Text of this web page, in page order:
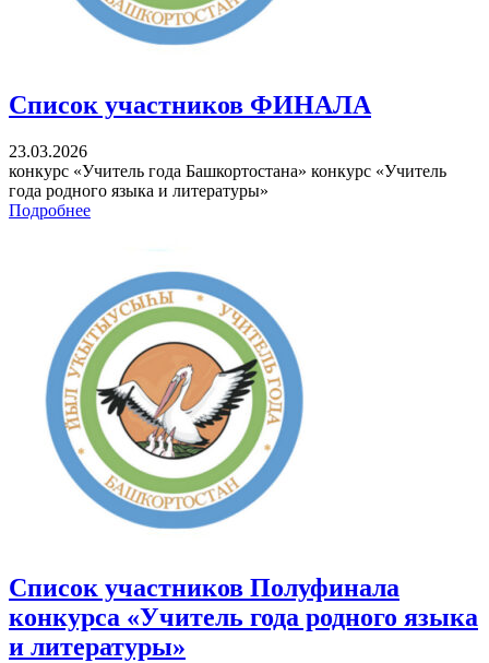
Список участников ФИНАЛА
23.03.2026
конкурс «Учитель года Башкортостана» конкурс «Учитель
года родного языка и литературы»
Подробнее
Список участников Полуфинала
конкурса «Учитель года родного языка
и литературы»